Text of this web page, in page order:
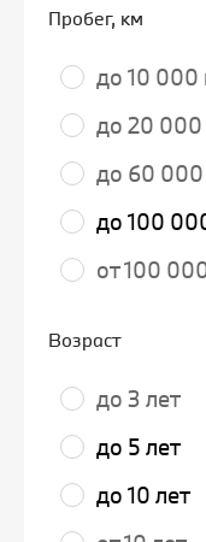
Пробег, км
до 10 000
до 20
до 60
до 100
от 100
Возраст
до 3 лет
до 5 лет
до 10 лет